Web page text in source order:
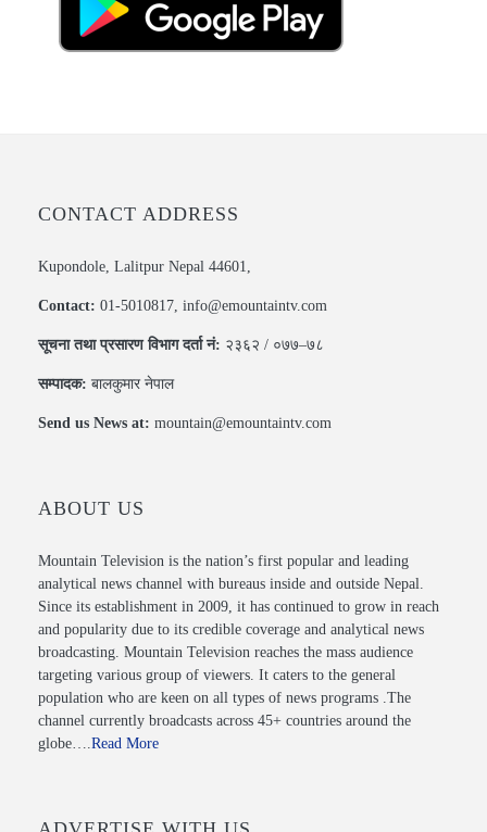
CONTACT ADDRESS
Kupondole, Lalitpur Nepal 44601,
Contact: 01-5010817, info@emountaintv.com
सूचना तथा प्रसारण विभाग दर्ता नं: २३६२ / ०७७–७८
सम्पादक: बालकुमार नेपाल
Send us News at: mountain@emountaintv.com
ABOUT US
Mountain Television is the nation’s first popular and leading
analytical news channel with bureaus inside and outside Nepal.
Since its establishment in 2009, it has continued to grow in reach
and popularity due to its credible coverage and analytical news
broadcasting. Mountain Television reaches the mass audience
targeting various group of viewers. It caters to the general
population who are keen on all types of news programs .The
channel currently broadcasts across 45+ countries around the
globe…. Read More